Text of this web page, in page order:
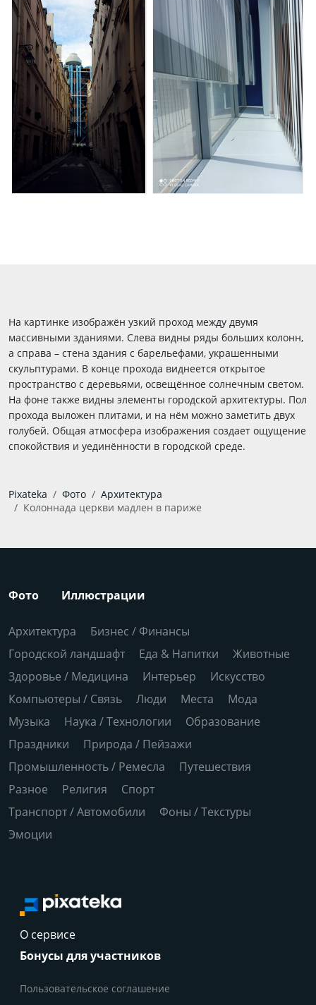
На картинке изображён узкий проход между двумя
массивными зданиями. Слева видны ряды больших колонн,
а справа – стена здания с барельефами, украшенными
скульптурами. В конце прохода виднеется открытое
пространство с деревьями, освещённое солнечным светом.
На фоне также видны элементы городской архитектуры. Пол
прохода выложен плитами, и на нём можно заметить двух
голубей. Общая атмосфера изображения создает ощущение
спокойствия и уединённости в городской среде.
Pixateka Фото
Архитектура
Колоннада церкви мадлен в париже
Фото Иллюстрации
Архитектура
Бизнес / Финансы
Городской ландшафт
Еда & Напитки
Животные
Здоровье / Медицина
Интерьер
Искусство
Компьютеры / Связь
Люди Места
Мода
Музыка
Наука / Технологии
Образование
Праздники
Природа / Пейзажи
Промышленность / Ремесла
Путешествия
Разное
Религия
Спорт
Транспорт / Автомобили
Фоны / Текстуры
Эмоции
О сервисе
Бонусы для участников
Пользовательское соглашение